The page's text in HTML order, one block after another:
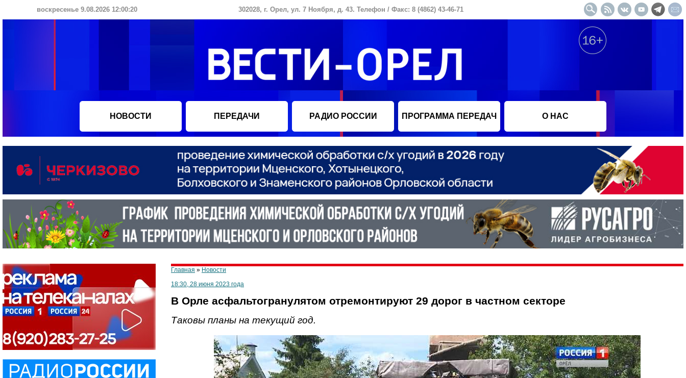
воскресенье 9.08.2026 12:00:20 302028, г. Орел, ул. 7 Ноября, д. 43. Телефон / Факс: 8 (4862) 43-46-71
НОВОСТИ ПЕРЕДАЧИ РАДИО РОССИИ ПРОГРАММА ПЕРЕДАЧ О НАС
Главная » Новости
18:30, 28 июня 2023 года
В Орле асфальтогранулятом отремонтируют 29 дорог в частном секторе
Таковы планы на текущий год.